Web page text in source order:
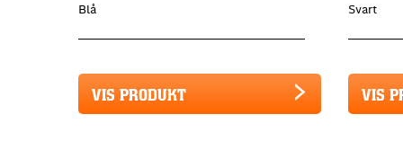
Blå
VIS PRODUKT
Svart
VIS